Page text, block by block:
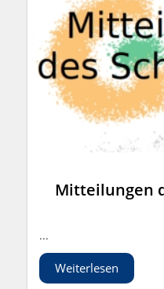
Mitteilungen
...
Weiterlesen